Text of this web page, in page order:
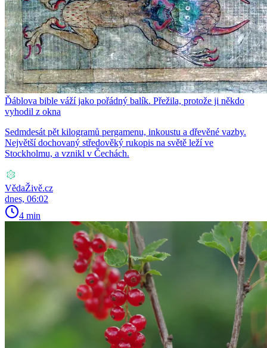
Ďáblova bible váží jako pořádný balík. Přežila, protože ji někdo
vyhodil z okna
Sedmdesát pět kilogramů pergamenu, inkoustu a dřevěné vazby.
Největší dochovaný středověký rukopis na světě leží ve
Stockholmu, a vznikl v Čechách.
VědaŽivě.cz
dnes, 06:02
4 min